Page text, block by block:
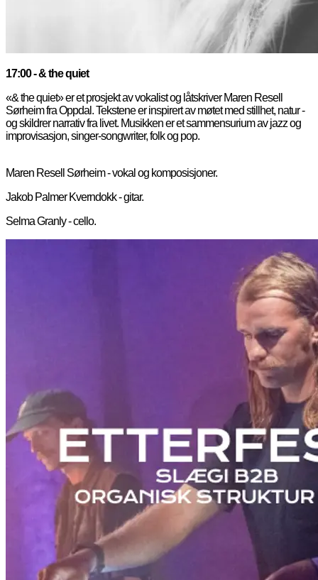
17:00 - & the quiet
«& the quiet» er et prosjekt av vokalist og låtskriver Maren Resell
Sørheim fra Oppdal. Tekstene er inspirert av møtet med stillhet, natur -
og skildrer narrativ fra livet. Musikken er et sammensurium av jazz og
improvisasjon, singer-songwriter, folk og pop.
Maren Resell Sørheim - vokal og komposisjoner.
Jakob Palmer Kverndokk - gitar.
Selma Granly - cello.